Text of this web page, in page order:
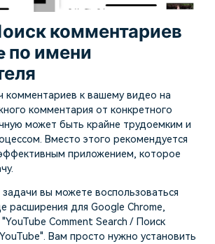
комментариев
по имени
комментариев к вашему видео на
комментария от конкретного
может быть крайне трудоемким и
Вместо этого рекомендуется
приложением, которое
вы можете воспользоваться
расширения для Google Chrome,
Comment Search / Поиск
Вам просто нужно установить